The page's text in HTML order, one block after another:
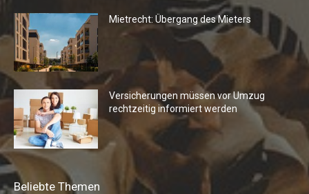
Mietrecht: Übergang des Mieters
Versicherungen müssen vor Umzug
rechtzeitig informiert werden
Beliebte Themen